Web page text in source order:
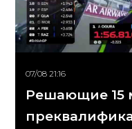
07/08 21:16
Решающие 15